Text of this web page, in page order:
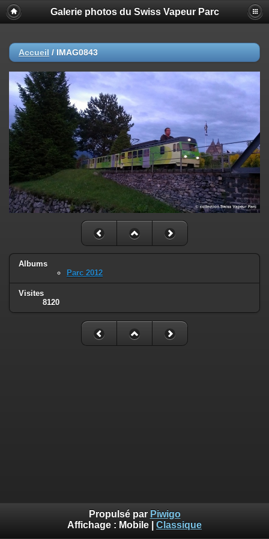
Galerie photos du Swiss Vapeur Parc
Accueil / IMAG0843
Albums
Parc 2012
Visites
8120
Propulsé par Piwigo
Affichage : Mobile Classique